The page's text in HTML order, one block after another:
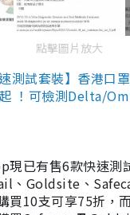
點擊圖片放大
測試套裝】香港口
！可檢測Delta/
現已有售6款快速測
、Goldsite、
買10支可享75折，